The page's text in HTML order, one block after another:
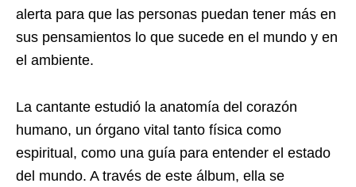
alerta para que las personas puedan tener más en
sus pensamientos lo que sucede en el mundo y en
el ambiente.
La cantante estudió la anatomía del corazón
humano, un órgano vital tanto física como
espiritual, como una guía para entender el estado
del mundo. A través de este álbum, ella se